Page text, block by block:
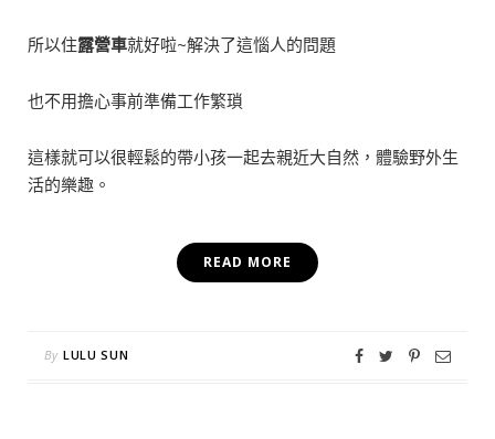
所以住露營車就好啦~解決了這惱人的問題
也不用擔心事前準備工作繁瑣
這樣就可以很輕鬆的帶小孩一起去親近大自然，體驗野外生
活的樂趣。
READ MORE
By LULU SUN